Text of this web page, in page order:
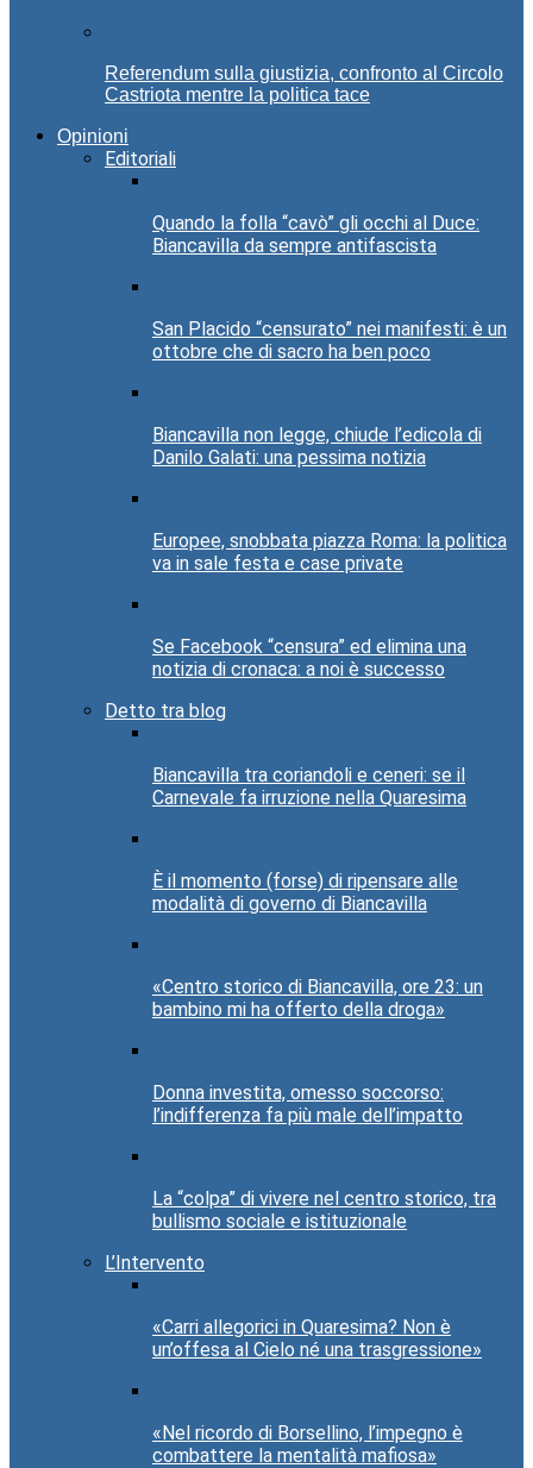
Referendum sulla giustizia, confronto al Circolo
Castriota mentre la politica tace
Opinioni
Editoriali
Quando la folla “cavò” gli occhi al Duce:
Biancavilla da sempre antifascista
San Placido “censurato” nei manifesti: è un
ottobre che di sacro ha ben poco
Biancavilla non legge, chiude l’edicola di
Danilo Galati: una pessima notizia
Europee, snobbata piazza Roma: la politica
va in sale festa e case private
Se Facebook “censura” ed elimina una
notizia di cronaca: a noi è successo
Detto tra blog
Biancavilla tra coriandoli e ceneri: se il
Carnevale fa irruzione nella Quaresima
È il momento (forse) di ripensare alle
modalità di governo di Biancavilla
«Centro storico di Biancavilla, ore 23: un
bambino mi ha offerto della droga»
Donna investita, omesso soccorso:
l’indifferenza fa più male dell’impatto
La “colpa” di vivere nel centro storico, tra
bullismo sociale e istituzionale
L’Intervento
«Carri allegorici in Quaresima? Non è
un’offesa al Cielo né una trasgressione»
«Nel ricordo di Borsellino, l’impegno è
combattere la mentalità mafiosa»